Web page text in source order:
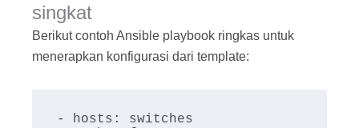
singkat
Berikut contoh Ansible playbook ringkas untuk
menerapkan konfigurasi dari template:
- hosts: switches